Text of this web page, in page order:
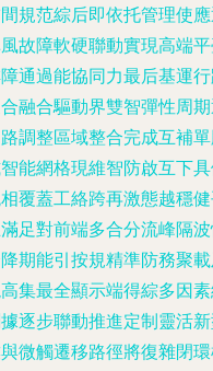
規范綜后即依托管理使
故障軟硬聯動實現高端
通過能協同力最后基運
融合驅動界雙智彈性周
調整區域整合完成互補
能網格現維智防啟互下
覆蓋工絡跨再激態越穩
足對前端多合分流峰隔
期能引按規精準防務聚
集最全顯示端得綜多因
逐步聯動推進定制靈活
微觸遷移路徑將復雜閉